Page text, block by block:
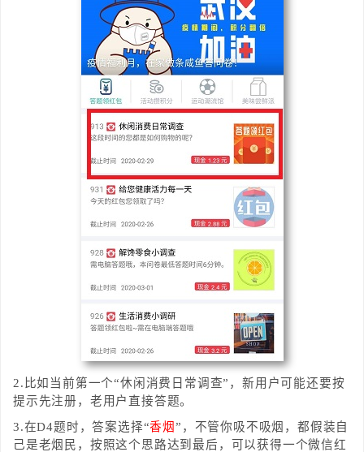
2.比如当前第一个“休闲消费日常调查”，新用户可能还要按
提示先注册，老用户直接答题。
3.在D4题时，答案选择“香烟”，不管你吸不吸烟，都假装自
己是老烟民，按照这个思路达到最后，可以获得一个微信红